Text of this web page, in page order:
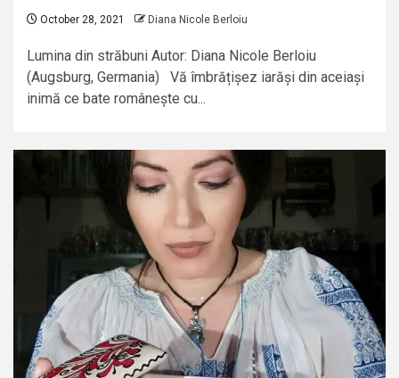
October 28, 2021 Diana Nicole Berloiu
Lumina din străbuni Autor: Diana Nicole Berloiu
(Augsburg, Germania) Vă îmbrățișez iarăși din aceiași
inimă ce bate românește cu...